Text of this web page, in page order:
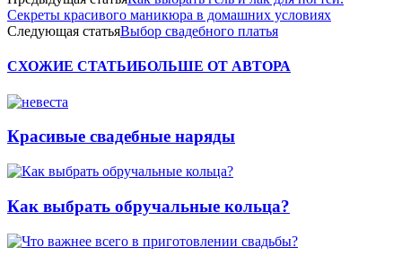
Секреты красивого маникюра в домашних условиях
Следующая статьяВыбор свадебного платья
СХОЖИЕ СТАТЬИБОЛЬШЕ ОТ АВТОРА
Красивые свадебные наряды
Как выбрать обручальные кольца?